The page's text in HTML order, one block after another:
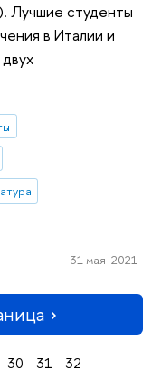
Лучшие студенты
в Италии и
31 мая 2021
30 31
32